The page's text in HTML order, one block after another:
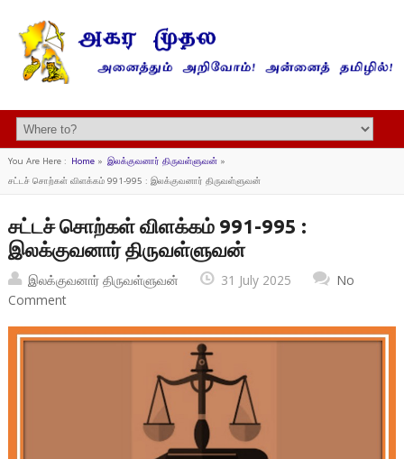
You Are Here : Home» இலக்குவனார் திருவள்ளுவன்»
சட்டச் சொற்கள் விளக்கம் 991-995 : இலக்குவனார் திருவள்ளுவன்
சட்டச் சொற்கள் விளக்கம் 991-995 :
இலக்குவனார் திருவள்ளுவன்
இலக்குவனார் திருவள்ளுவன் 31 July 2025
No
Comment